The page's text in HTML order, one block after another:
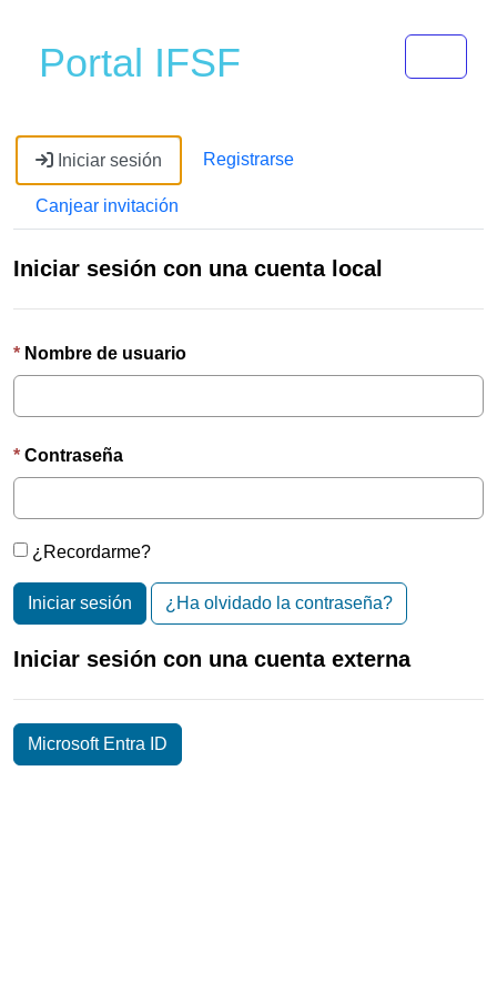
Portal IFSF
Iniciar sesión Registrarse
Canjear invitación
Iniciar sesión con una cuenta local
Nombre de usuario
Contraseña
¿Recordarme?
Iniciar sesión ¿Ha olvidado la contraseña?
Iniciar sesión con una cuenta externa
Microsoft Entra ID